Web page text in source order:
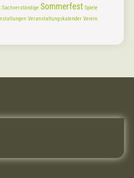
Sachverständige Sommerfest Spiele
Veranstaltungskalender Verein